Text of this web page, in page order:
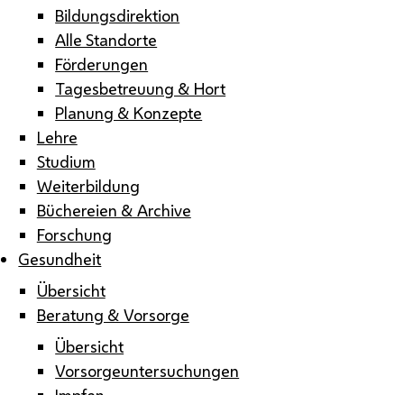
Bildungsdirektion
Alle Standorte
Förderungen
Tagesbetreuung & Hort
Planung & Konzepte
Lehre
Studium
Weiterbildung
Büchereien & Archive
Forschung
Gesundheit
Übersicht
Beratung & Vorsorge
Übersicht
Vorsorgeuntersuchungen